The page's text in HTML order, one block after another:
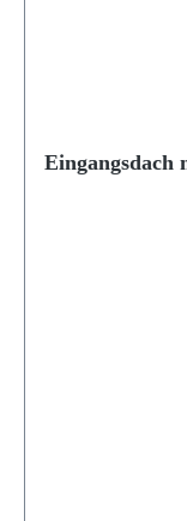
Eingangsdach